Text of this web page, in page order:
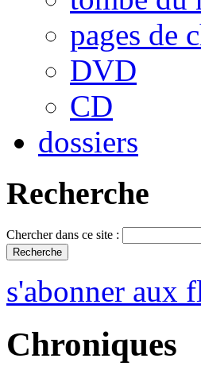
pages de
DVD
CD
dossiers
Recherche
Chercher dans ce site :
s'abonner aux
Chroniques